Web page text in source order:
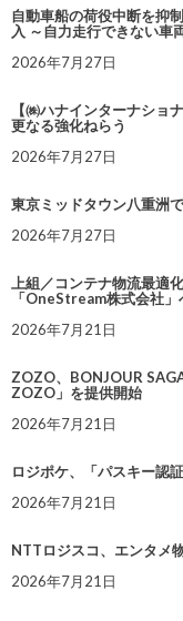
自動車船の荷役中断を抑
入 ～自力走行できない車
2026年7月27日
【㈱ハナインターナショ
更なる強化ねらう
2026年7月27日
東京ミッドタウン八重洲
2026年7月27日
上組／コンテナ物流最適
「OneStream株式会社
2026年7月21日
ZOZO、BONJOUR
ZOZO」を提供開始
2026年7月21日
ロジポケ、「パスキー認
2026年7月21日
NTTロジスコ、エンタメ
2026年7月21日